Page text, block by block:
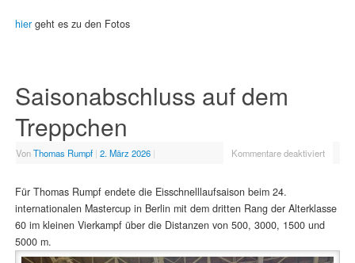
hiergeht es zu den Fotos
Saisonabschluss auf dem
Treppchen
VonThomas Rumpf | 2. März 2026 | Kommentare deaktiviert
Für Thomas Rumpf endete die Eisschnelllaufsaison beim 24.
internationalen Mastercup in Berlin mit dem dritten Rang der Alterklasse
60 im kleinen Vierkampf über die Distanzen von 500, 3000, 1500 und
5000 m.